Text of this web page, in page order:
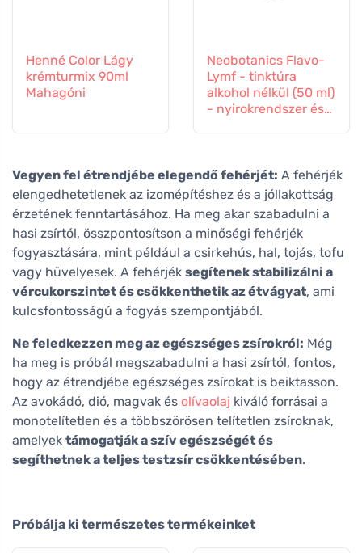
Henné Color Lágy
krémturmix 90ml
Mahagóni
Neobotanics Flavo-
Lymf - tinktúra
alkohol nélkül (50 ml)
- nyirokrendszer és
Vegyen fel étrendjébe elegendő fehérjét: A fehérjék
elengedhetetlenek az izomépítéshez és a jóllakottság
érzetének fenntartásához. Ha meg akar szabadulni a
hasi zsírtól, összpontosítson a minőségi fehérjék
fogyasztására, mint például a csirkehús, hal, tojás, tofu
vagy hüvelyesek. A fehérjék segítenek stabilizálni a
vércukorszintet és csökkenthetik az étvágyat, ami
kulcsfontosságú a fogyás szempontjából.
Ne feledkezzen meg az egészséges zsírokról: Még
ha meg is próbál megszabadulni a hasi zsírtól, fontos,
hogy az étrendjébe egészséges zsírokat is beiktasson.
Az avokádó, dió, magvak és olívaolaj kiváló forrásai a
monotelítetlen és a többszörösen telítetlen zsíroknak,
amelyek támogatják a szív egészségét és
segíthetnek a teljes testzsír csökkentésében.
Próbálja ki természetes termékeinket